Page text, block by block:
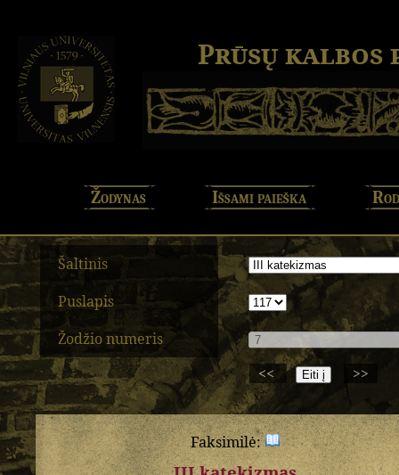
Prūsų kalbos
Žodynas Išsami paieška
Šaltinis
Puslapis
Žodžio numeris
<<
>>
Faksimilė: